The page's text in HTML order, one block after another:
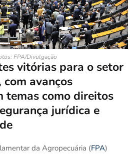
FPA/Divulgação
vitórias para o setor
avanços
temas como direitos
jurídica e
da Agropecuária (FPA)